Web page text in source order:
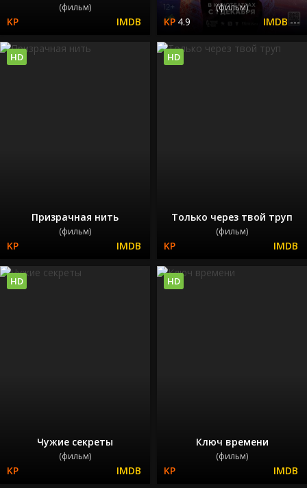
(фильм) (фильм)
4.9 ---
Призрачная нить
(фильм)
HD
Только через твой труп
(фильм)
HD
Чужие секреты
(фильм)
HD
Ключ времени
(фильм)
HD